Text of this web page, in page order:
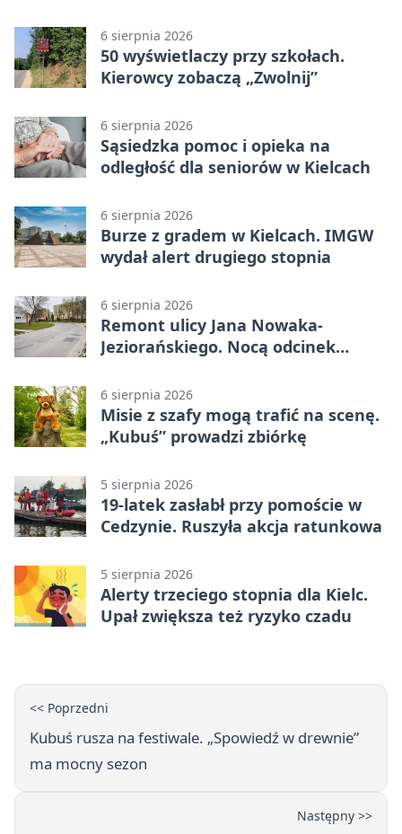
6 sierpnia 2026
50 wyświetlaczy przy szkołach.
Kierowcy zobaczą „Zwolnij”
6 sierpnia 2026
Sąsiedzka pomoc i opieka na
odległość dla seniorów w Kielcach
6 sierpnia 2026
Burze z gradem w Kielcach. IMGW
wydał alert drugiego stopnia
6 sierpnia 2026
Remont ulicy Jana Nowaka-
Jeziorańskiego. Nocą odcinek
6 sierpnia 2026
Misie z szafy mogą trafić na scenę.
„Kubuś” prowadzi zbiórkę
5 sierpnia 2026
19-latek zasłabł przy pomoście w
Cedzynie. Ruszyła akcja ratunkowa
5 sierpnia 2026
Alerty trzeciego stopnia dla Kielc.
Upał zwiększa też ryzyko czadu
<< Poprzedni
Kubuś rusza na festiwale. „Spowiedź w drewnie”
ma mocny sezon
Następny >>